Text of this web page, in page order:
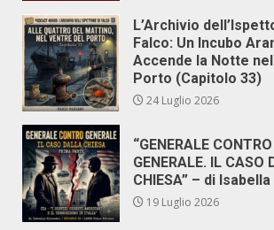
L’Archivio
Falco: Un Incubo
Accende la Notte
Porto (Capitolo 33)
24 Luglio 2026
“GENERALE CONTRO
GENERALE. IL CASO
CHIESA” – di
19 Luglio 2026